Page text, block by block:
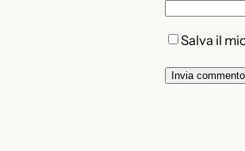
Salva il